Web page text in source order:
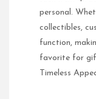
personal.
collectibles,
function,
favorite for
Timeless